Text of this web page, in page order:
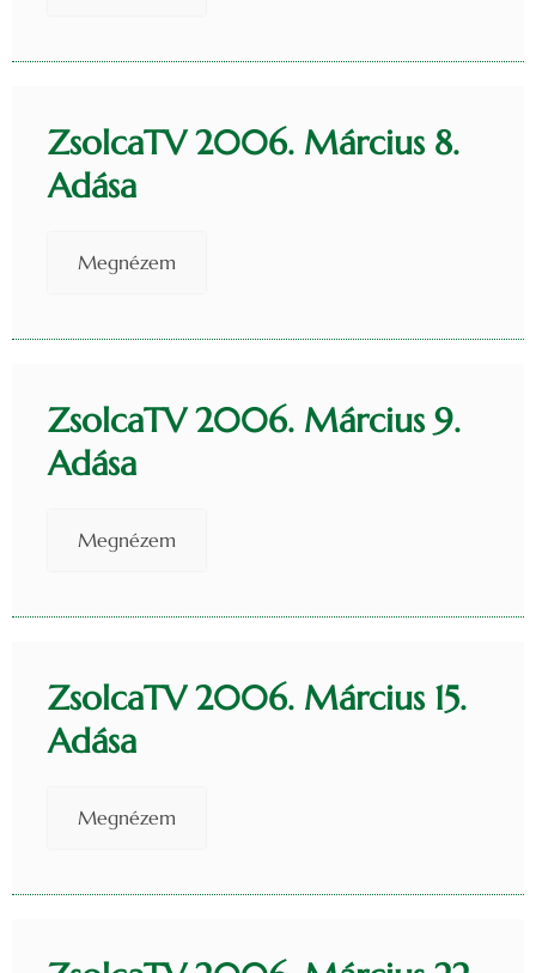
ZsolcaTV 2006. Március 8.
Adása
Megnézem
ZsolcaTV 2006. Március 9.
Adása
Megnézem
ZsolcaTV 2006. Március 15.
Adása
Megnézem